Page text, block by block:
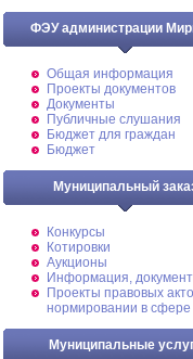
ФЭУ администрации
Общая информация
Проекты документов
Документы
Публичные слушания
Бюджет для граждан
Бюджет
Муниципальный
Конкурсы
Котировки
Аукционы
Информация,
Проекты правовых
нормировании в сфере
Муниципальные